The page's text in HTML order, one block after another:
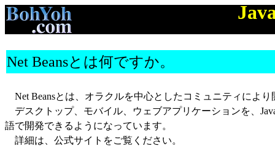
Net Beansとは何ですか。
Net Beansとは、オラクルを中心としたコミュニティによ
デスクトップ、モバイル、ウェブアプリケーションを、
語で開発できるようになっています。
詳細は、公式サイトをご覧ください。